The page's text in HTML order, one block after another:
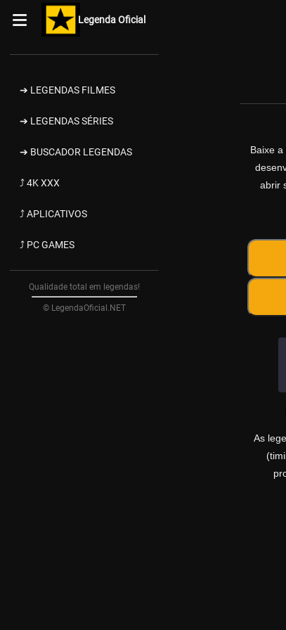
Legenda Oficial
➔ LEGENDAS FILMES
➔ LEGENDAS SÉRIES
➔ BUSCADOR LEGENDAS
⤴ 4K XXX
⤴ APLICATIVOS
⤴ PC GAMES
Qualidade total em legendas!
© LegendaOficial.NET
Baixe
abrir
As